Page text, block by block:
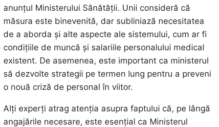
anunțul Ministerului Sănătății. Unii consideră că
măsura este binevenită, dar subliniază necesitatea
de a aborda și alte aspecte ale sistemului, cum ar fi
condițiile de muncă și salariile personalului medical
existent. De asemenea, este important ca ministerul
să dezvolte strategii pe termen lung pentru a preveni
o nouă criză de personal în viitor.
Alți experți atrag atenția asupra faptului că, pe lângă
angajările necesare, este esențial ca Ministerul